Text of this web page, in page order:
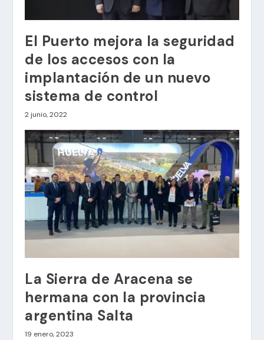
El Puerto mejora la seguridad
de los accesos con la
implantación de un nuevo
sistema de control
2 junio, 2022
La Sierra de Aracena se
hermana con la provincia
argentina Salta
19 enero, 2023